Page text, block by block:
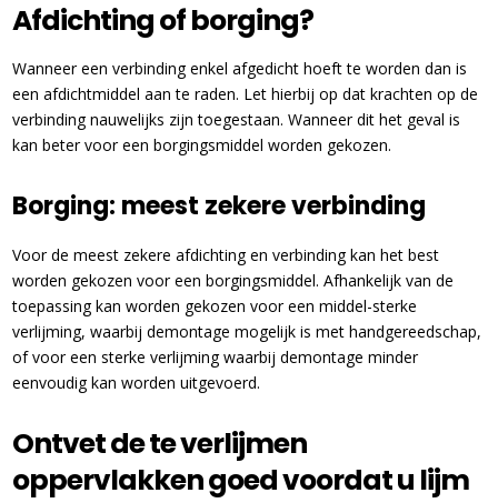
Afdichting of borging?
Wanneer een verbinding enkel afgedicht hoeft te worden dan is
een afdichtmiddel aan te raden. Let hierbij op dat krachten op de
verbinding nauwelijks zijn toegestaan. Wanneer dit het geval is
kan beter voor een borgingsmiddel worden gekozen.
Borging: meest zekere verbinding
Voor de meest zekere afdichting en verbinding kan het best
worden gekozen voor een borgingsmiddel. Afhankelijk van de
toepassing kan worden gekozen voor een middel-sterke
verlijming, waarbij demontage mogelijk is met handgereedschap,
of voor een sterke verlijming waarbij demontage minder
eenvoudig kan worden uitgevoerd.
Ontvet de te verlijmen
oppervlakken goed voordat u lijm